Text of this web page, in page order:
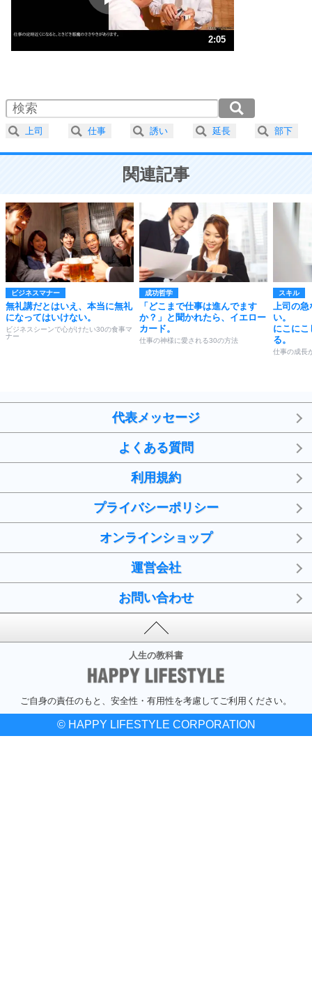
ストレス対策
人生、なんとかなるもの。
気楽に生きる30の方法
4 器の大きい人は、怒りを優しさで表現する。
5
プラス思考
ネガティブな人は、複雑に考える。
ポジティブな人は、シンプルに考える。
ポジティブ思考になる30の方法
6 ストレス対策
価値観を捨てると、いらいらも消える。
いらいらしない人になる30の方法
7
プラス思考
気持ちはなくていいから、とにかく癖にしてしま
う。
ポジティブ思考になる30の方法
8 自分磨き
いらない物は、徹底的に捨てる。
9 頭の使い方がうまくなる30の方法
10
人を好きになったら、まず相手を徹底的に信じる
ことが大切。
恋する人が知っておきたい30の大切なこと
2:05
2.0倍速 （245KB 1分2秒）
2.5倍速 （196KB 50秒）
3.0倍速 （164KB 41秒）
3.5倍速 （141KB 35秒）
4.0倍速 （123KB 31秒）
上司 仕事 誘い 延長 部下
関連記事
ビジネスマナー
無礼講だとはいえ、本当に無礼
になってはいけない。
ビジネスシーンで心がけたい30の食事マ
ナー
成功哲学
「どこまで仕事は進んでます
か？」と聞かれたら、イエロー
カード。
仕事の神様に愛される30の方法
スキル
上司の急
い。
にこに
る。
仕事の成長
代表メッセージ
よくある質問
利用規約
プライバシーポリシー
オンラインショップ
運営会社
お問い合わせ
人生の教科書
ご自身の責任のもと、安全性・有用性を考慮してご利用ください。
© HAPPY LIFESTYLE CORPORATION